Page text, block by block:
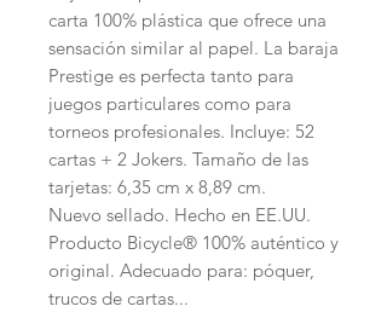
carta 100% plástica que ofrece una
sensación similar al papel. La baraja
Prestige es perfecta tanto para
juegos particulares como para
torneos profesionales. Incluye: 52
cartas + 2 Jokers. Tamaño de las
tarjetas: 6,35 cm x 8,89 cm.
Nuevo sellado. Hecho en EE.UU.
Producto Bicycle® 100% auténtico y
original. Adecuado para: póquer,
trucos de cartas...